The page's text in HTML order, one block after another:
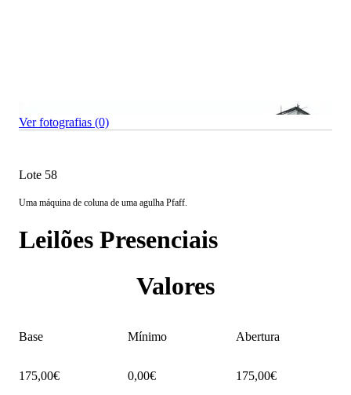
Ver fotografias (0)
Lote 58
Uma máquina de coluna de uma agulha Pfaff.
Leilões Presenciais
Valores
Base Mínimo Abertura
175,00€ 0,00€
175,00€